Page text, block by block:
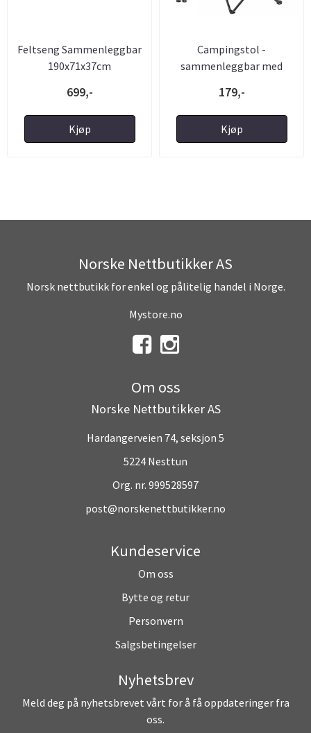
Feltseng Sammenleggbar
190x71x37cm
699,-
Kjøp
Campingstol -
sammenleggbar med
179,-
Kjøp
Norske Nettbutikker AS
Norsk nettbutikk for enkel og pålitelig handel i Norge.
Mystore.no
Om oss
Norske Nettbutikker AS
Hardangerveien 74, seksjon 5
5224 Nesttun
Org. nr. 999528597
post@norskenettbutikker.no
Kundeservice
Om oss
Bytte og retur
Personvern
Salgsbetingelser
Nyhetsbrev
Meld deg på nyhetsbrevet vårt for å få oppdateringer fra
oss.